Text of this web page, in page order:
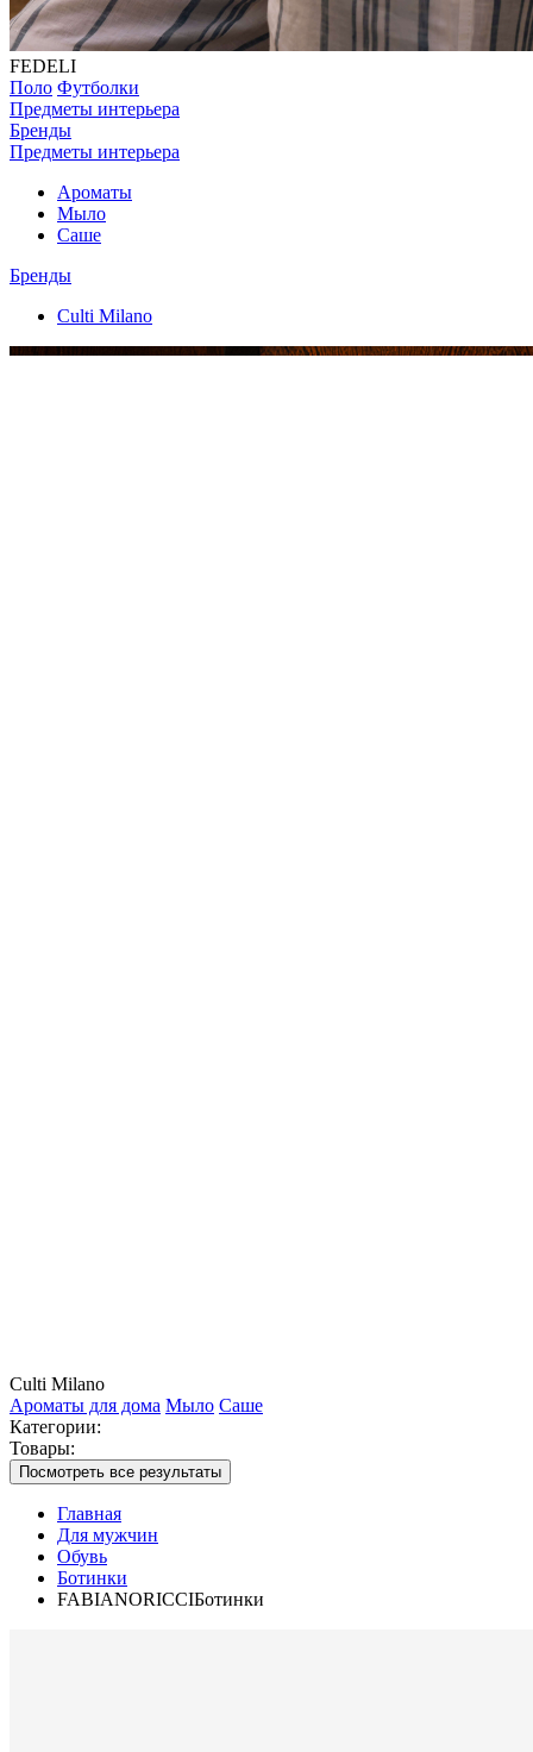
FEDELI
Поло Футболки
Предметы интерьера
Бренды
Предметы интерьера
Ароматы
Мыло
Саше
Бренды
Culti Milano
Culti Milano
Ароматы для дома Мыло Саше
Категории:
Товары:
Посмотреть все результаты
Главная
Для мужчин
Обувь
Ботинки
FABIANORICCIБотинки